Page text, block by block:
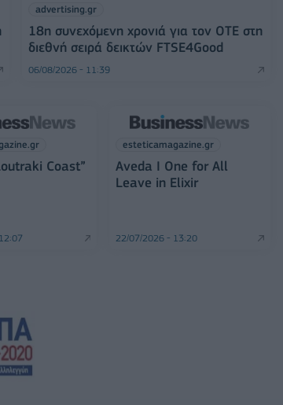
advertising.gr
18η συνεχόμενη χρονιά για τον ΟΤΕ στη
διεθνή σειρά δεικτών FTSE4Good
06/08/2026 - 11:39
Coast”
esteticamagazine.gr
Aveda I One for All
Leave in Elixir
22/07/2026 - 13:20